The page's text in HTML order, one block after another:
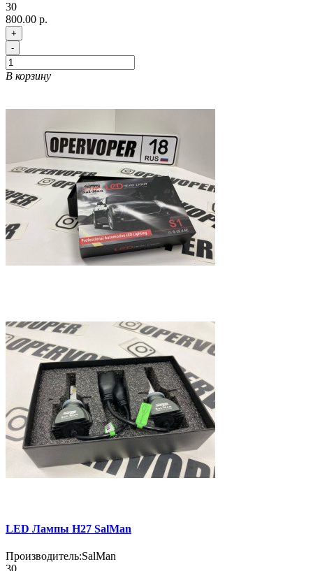
30
800.00 р.
+
-
В корзину
LED Лампы H27 SalMan
Производитель:SalMan
30